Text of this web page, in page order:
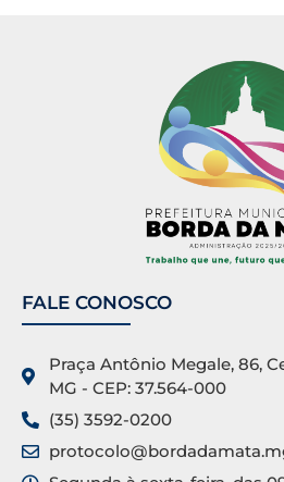
FALE CONOSCO
Praça Antônio Megale, 86,
MG - CEP: 37.564-000
(35) 3592-0200